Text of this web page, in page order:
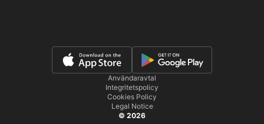
Användaravtal
Integritetspolicy
Cookies Policy
Legal Notice
© 2026